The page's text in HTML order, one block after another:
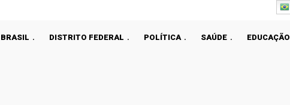
BRASIL DISTRITO FEDERAL POLÍTICA SAÚDE EDUCAÇÃO